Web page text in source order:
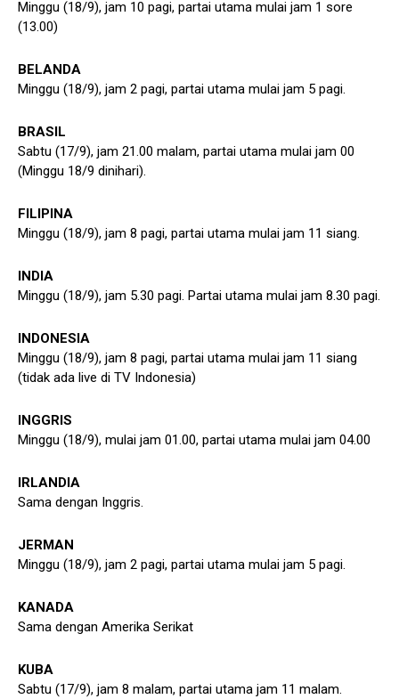
Minggu (18/9), jam 10 pagi, partai utama mulai jam 1 sore
(13.00)
BELANDA
Minggu (18/9), jam 2 pagi, partai utama mulai jam 5 pagi.
BRASIL
Sabtu (17/9), jam 21.00 malam, partai utama mulai jam 00
(Minggu 18/9 dinihari).
FILIPINA
Minggu (18/9), jam 8 pagi, partai utama mulai jam 11 siang.
INDIA
Minggu (18/9), jam 5.30 pagi. Partai utama mulai jam 8.30 pagi.
INDONESIA
Minggu (18/9), jam 8 pagi, partai utama mulai jam 11 siang
(tidak ada live di TV Indonesia)
INGGRIS
Minggu (18/9), mulai jam 01.00, partai utama mulai jam 04.00
IRLANDIA
Sama dengan Inggris.
JERMAN
Minggu (18/9), jam 2 pagi, partai utama mulai jam 5 pagi.
KANADA
Sama dengan Amerika Serikat
KUBA
Sabtu (17/9), jam 8 malam, partai utama jam 11 malam.